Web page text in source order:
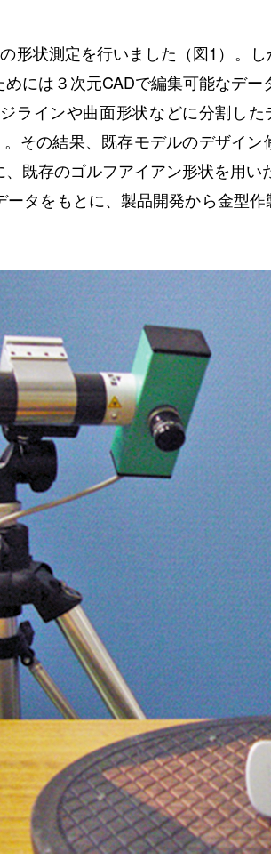
形状測定を行いました（図1）。
には３次元CADで編集可能なデー
ラインや曲面形状などに分割し
その結果、既存モデルのデザイ
既存のゴルフアイアン形状を用い
タをもとに、製品開発から金型